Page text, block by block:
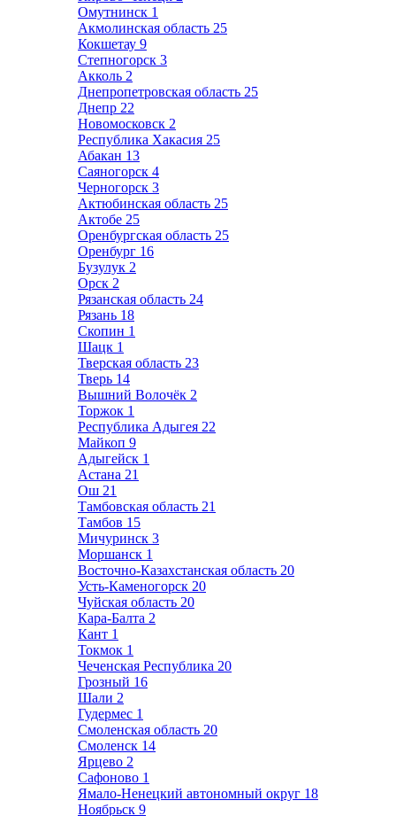
Омутнинск 1
Акмолинская область 25
Кокшетау 9
Степногорск 3
Акколь 2
Днепропетровская область 25
Днепр 22
Новомосковск 2
Республика Хакасия 25
Абакан 13
Саяногорск 4
Черногорск 3
Актюбинская область 25
Актобе 25
Оренбургская область 25
Оренбург 16
Бузулук 2
Орск 2
Рязанская область 24
Рязань 18
Скопин 1
Шацк 1
Тверская область 23
Тверь 14
Вышний Волочёк 2
Торжок 1
Республика Адыгея 22
Майкоп 9
Адыгейск 1
Астана 21
Ош 21
Тамбовская область 21
Тамбов 15
Мичуринск 3
Моршанск 1
Восточно-Казахстанская область 20
Усть-Каменогорск 20
Чуйская область 20
Кара-Балта 2
Кант 1
Токмок 1
Чеченская Республика 20
Грозный 16
Шали 2
Гудермес 1
Смоленская область 20
Смоленск 14
Ярцево 2
Сафоново 1
Ямало-Ненецкий автономный округ 18
Ноябрьск 9